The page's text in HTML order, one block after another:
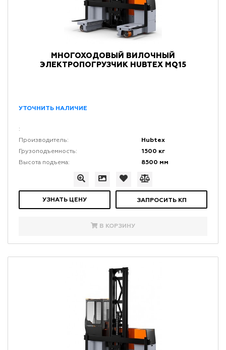
МНОГОХОДОВЫЙ ВИЛОЧНЫЙ
ЭЛЕКТРОПОГРУЗЧИК HUBTEX MQ15
УТОЧНИТЬ НАЛИЧИЕ
:
Производитель:
Hubtex
Грузоподъемность: 1500 кг
Высота подъема: 8500 мм
УЗНАТЬ ЦЕНУ ЗАПРОСИТЬ КП
В КОРЗИНУ